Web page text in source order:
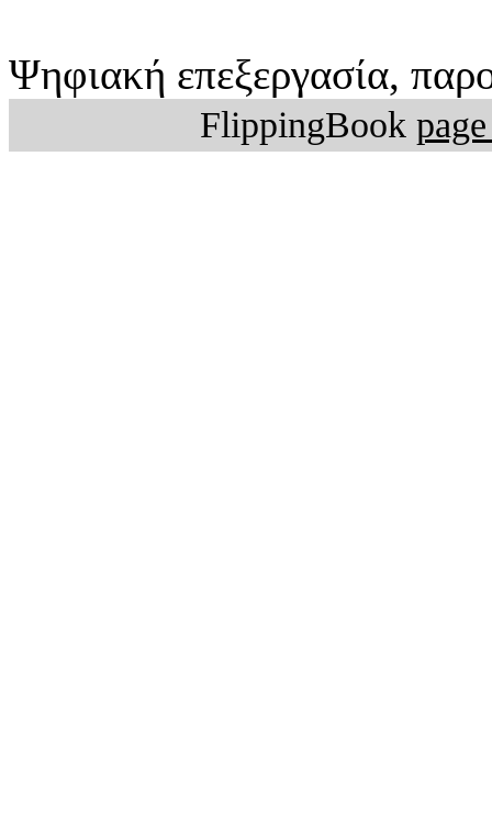
Ψηφιακή επεξεργασία,
FlippingBook